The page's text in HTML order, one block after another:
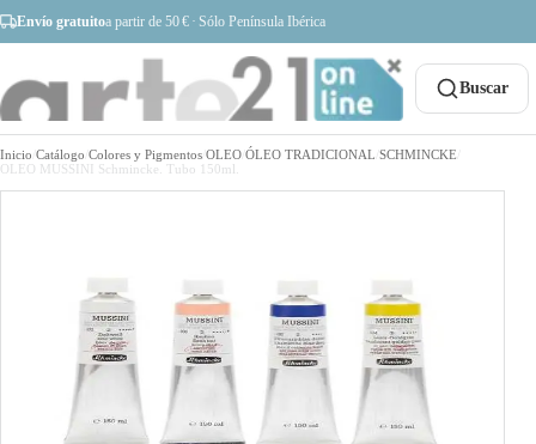
Envío gratuitoa partir de 50 € · Sólo Península Ibérica
Buscar
Inicio Catálogo Colores y Pigmentos OLEO ÓLEO TRADICIONAL SCHMINCKE
OLEO MUSSINI Schmincke. Tubo 150ml.